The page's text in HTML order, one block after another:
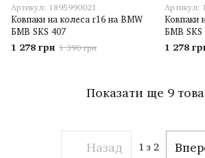
Артикул: 1895990021
Ковпаки на колеса r16 на BMW
БМВ SKS 407
1 278 грн 1 390 грн
Артикул:
Ковпаки
БМВ SKS
1 278
Показати ще 9
Назад 1 з 2